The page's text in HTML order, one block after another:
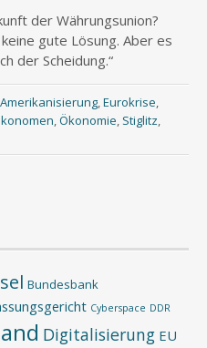
der Währungsunion?
gute Lösung. Aber es
der Scheidung.“
Amerikanisierung,Eurokrise,
,Ökonomie, Stiglitz,
Bundesbank
Cyberspace DDR
Digitalisierung EU